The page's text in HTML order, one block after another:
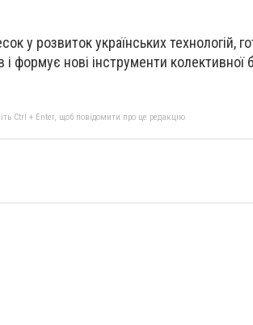
у розвиток українських технологій,
і формує нові інструменти колективної
Ctrl + Enter, щоб повідомити про це редакцію